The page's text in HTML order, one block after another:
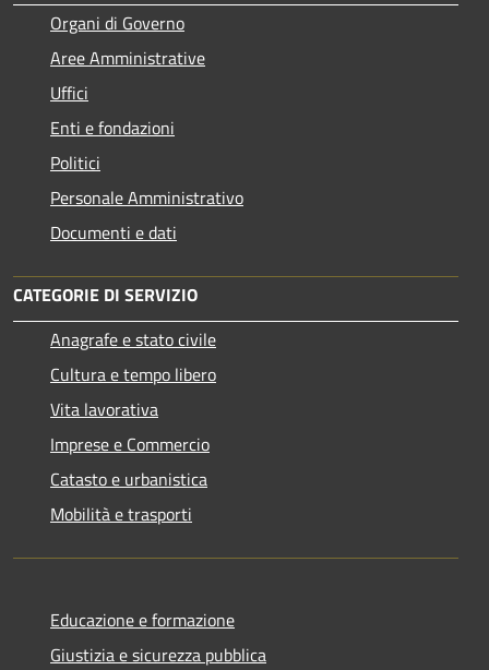
Organi di Governo
Aree Amministrative
Uffici
Enti e fondazioni
Politici
Personale Amministrativo
Documenti e dati
CATEGORIE DI SERVIZIO
Anagrafe e stato civile
Cultura e tempo libero
Vita lavorativa
Imprese e Commercio
Catasto e urbanistica
Mobilità e trasporti
Educazione e formazione
Giustizia e sicurezza pubblica